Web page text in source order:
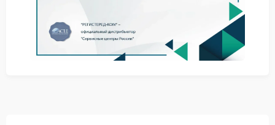
Очистите вентиляционные решетки и корпус от
пыли — иногда скопление грязи нарушает баланс.
Отключите ИБП от сети и слегка покачайте корпус —
прислушайтесь, нет ли внутри незакрепленных